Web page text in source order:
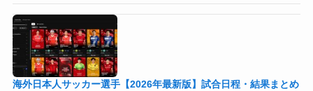
海外日本人サッカー選手【2026年最新版】試合日程・結果まとめ